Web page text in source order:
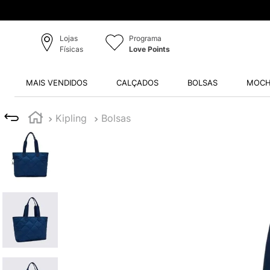
Lojas
Físicas
Programa
Love Points
MAIS VENDIDOS CALÇADOS BOLSAS
Kipling Bolsas